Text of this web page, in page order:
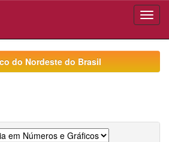
do Nordeste do Brasil